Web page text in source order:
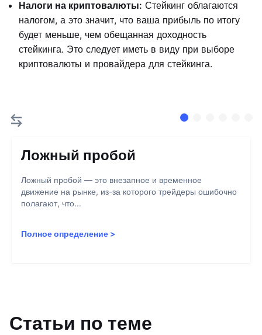
Налоги на криптовалюты: Стейкинг облагаются
налогом, а это значит, что ваша прибыль по итогу
будет меньше, чем обещанная доходность
стейкинга. Это следует иметь в виду при выборе
криптовалюты и провайдера для стейкинга.
Ложный пробой
Ложный пробой — это внезапное и временное
движение на рынке, из-за которого трейдеры ошибочно
полагают, что...
Полное определение >
Статьи по теме